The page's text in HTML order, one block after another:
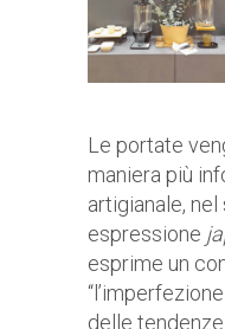
Le portate
maniera più
artigianale,
espressione
esprime un
delle